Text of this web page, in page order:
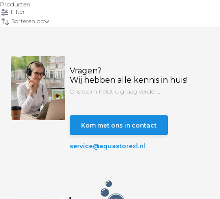
Producten
Filter
Sorteren op
Vragen?
Wij hebben alle kennis in huis!
Ons team helpt u graag verder...
Kom met ons in contact
service@aquastorexl.nl